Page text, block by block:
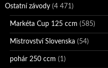
Ostatní závody (4 471)
Markéta Cup 125 ccm (585)
Mistrovství Slovenska (54)
pohár 250 ccm (1)